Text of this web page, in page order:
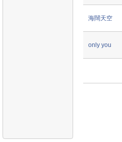
海闊天空
only you